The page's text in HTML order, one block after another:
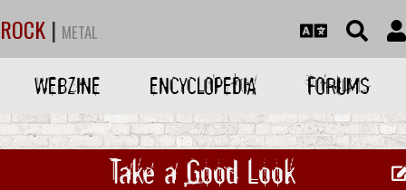
ROCK | METAL
WEBZINE ENCYCLOPEDIA FORUMS
Take a Good Look